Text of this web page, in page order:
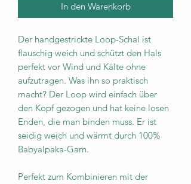
In den Warenkorb
Der handgestrickte Loop-Schal ist
flauschig weich und schützt den Hals
perfekt vor Wind und Kälte ohne
aufzutragen. Was ihn so praktisch
macht? Der Loop wird einfach über
den Kopf gezogen und hat keine losen
Enden, die man binden muss. Er ist
seidig weich und wärmt durch 100%
Babyalpaka-Garn.
Perfekt zum Kombinieren mit der